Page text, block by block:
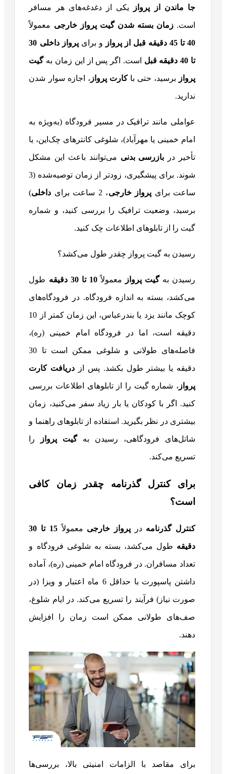
جا ماندن از پرواز یکی از دغدغه‌‌های هر مسافر
است.زمان بسته شدن گیت پرواز خارجی معمولاً
40 تا 45 دقیقه قبل از پرواز و برایپرواز داخلی 30
تا 40 دقیقه قبل است. اگر پس از این زمان بهگیت
پرواز برسید، حتی باکارت پرواز ، اجازه سوار شدن
ندارید.
عواملی مانند ترافیک در مسیر فرودگاه (به‌ویژه به
امام خمینی یا مهرآباد)، شلوغی کانترهای چک‌این، یا
تأخیر در بازرسی بدنی می‌توانند باعث این مشکل
شوند. برای پیشگیری، زودتر از زمان توصیه‌شده (3
ساعت برای پرواز خارجی، 2 ساعت برای داخلی)
برسید، وضعیت ترافیک را بررسی کنید، و شماره
گیت را از تابلوهای اطلاعات چک کنید.
رسیدن به گیت پرواز چقدر طول می‌کشد؟
رسیدن بهگیت پرواز معمولاً10 تا 30 دقیقه طول
می‌کشد، بسته به اندازه فرودگاه. در فرودگاه‌های
کوچک مانند یزد یا بندرعباس، این زمان کمتر از 10
دقیقه است، اما در فرودگاه امام خمینی (ره)،
فاصله‌های طولانی و شلوغی ممکن است تا 30
دقیقه یا بیشتر طول بکشد. پس از دریافت کارت
پرواز ، شماره گیت را از تابلوهای اطلاعات بررسی
کنید. اگر با کودکان یا بار زیاد سفر می‌کنید، زمان
بیشتری در نظر بگیرید. استفاده از تابلوهای راهنما و
شاتل‌های فرودگاهی، رسیدن بهگیت پرواز را
تسریع می‌کند.
برای کنترل گذرنامه چقدر زمان کافی
است؟
کنترل گذرنامه درپرواز خارجی معمولاً15 تا 30
دقیقه طول می‌کشد، بسته به شلوغی فرودگاه و
تعداد مسافران. در فرودگاه امام خمینی (ره)، آماده
داشتن پاسپورت با حداقل 6 ماه اعتبار و ویزا (در
صورت نیاز) فرآیند را تسریع می‌کند. در ایام شلوغ،
صف‌های طولانی ممکن است زمان را افزایش
دهند.
برای مقاصد با الزامات امنیتی بالا، بررسی‌ها